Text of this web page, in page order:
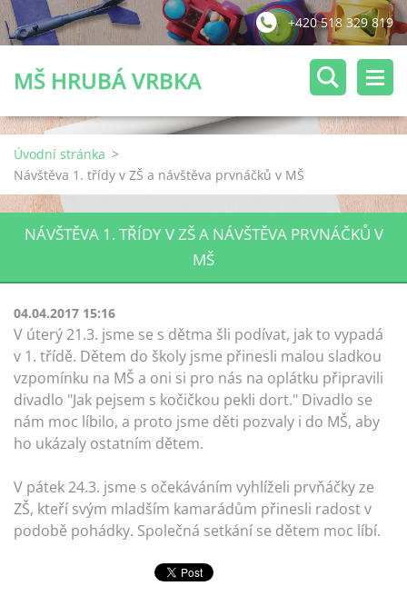
+420 518 329 819
MŠ HRUBÁ VRBKA
Úvodní stránka >
Návštěva 1. třídy v ZŠ a návštěva prvnáčků v MŠ
NÁVŠTĚVA 1. TŘÍDY V ZŠ A NÁVŠTĚVA PRVNÁČKŮ V
MŠ
04.04.2017 15:16
V úterý 21.3. jsme se s dětma šli podívat, jak to vypadá
v 1. třídě. Dětem do školy jsme přinesli malou sladkou
vzpomínku na MŠ a oni si pro nás na oplátku připravili
divadlo "Jak pejsem s kočičkou pekli dort." Divadlo se
nám moc líbilo, a proto jsme děti pozvaly i do MŠ, aby
ho ukázaly ostatním dětem.
V pátek 24.3. jsme s očekáváním vyhlíželi prvňáčky ze
ZŠ, kteří svým mladším kamarádům přinesli radost v
podobě pohádky. Společná setkání se dětem moc líbí.